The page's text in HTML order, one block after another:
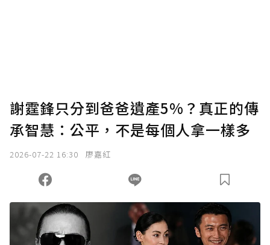
謝霆鋒只分到爸爸遺產5%？真正的傳
承智慧：公平，不是每個人拿一樣多
2026-07-22 16:30 廖嘉紅